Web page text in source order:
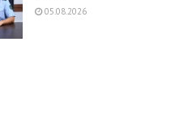
05.08.2026